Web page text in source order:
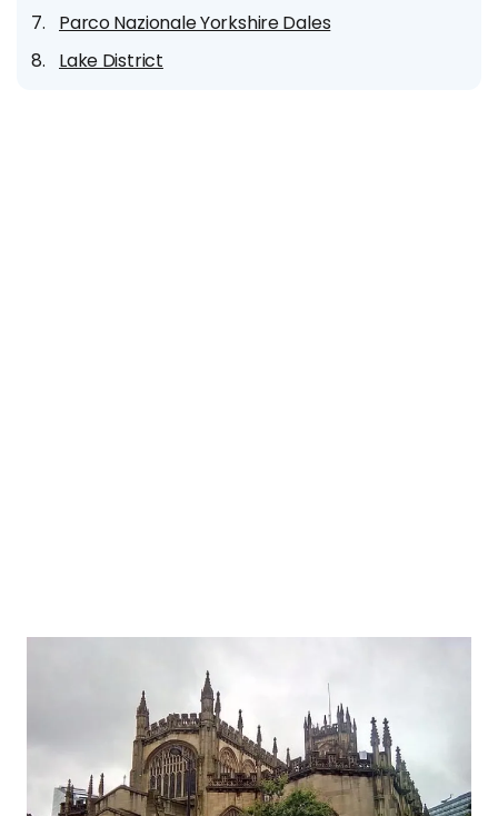
Parco Nazionale Yorkshire Dales
Lake District